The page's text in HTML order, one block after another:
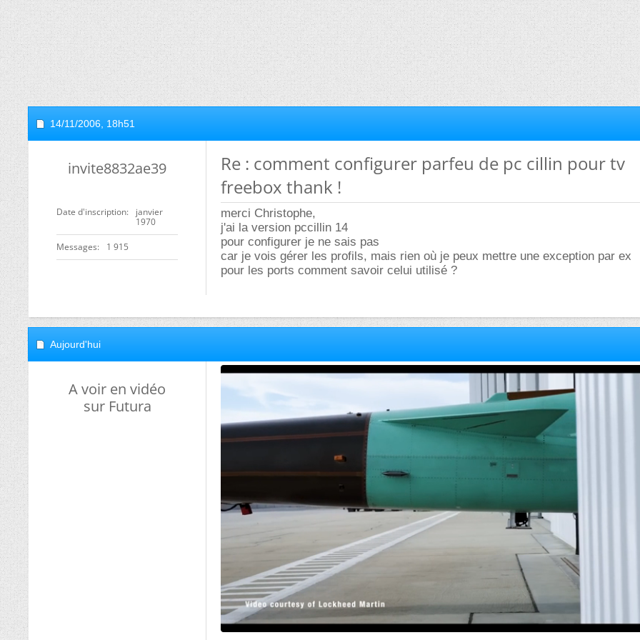
14/11/2006, 18h51
invite8832ae39
Date d'inscription
janvier
1970
Messages 1 915
Re : comment configurer parfeu de pc cillin pour tv
freebox thank !
merci Christophe,
j'ai la version pccillin 14
pour configurer je ne sais pas
car je vois gérer les profils, mais rien où je peux mettre une exception par ex
pour les ports comment savoir celui utilisé ?
Aujourd'hui
A voir en vidéo
sur Futura